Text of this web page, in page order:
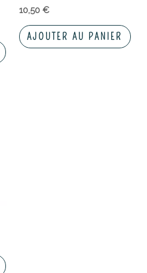
10,50 €
AJOUTER AU PANIER